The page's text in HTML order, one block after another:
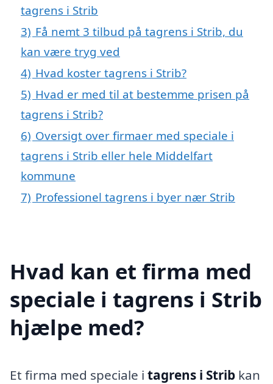
tagrens i Strib
3) Få nemt 3 tilbud på tagrens i Strib, du
kan være tryg ved
4) Hvad koster tagrens i Strib?
5) Hvad er med til at bestemme prisen på
tagrens i Strib?
6) Oversigt over firmaer med speciale i
tagrens i Strib eller hele Middelfart
kommune
7) Professionel tagrens i byer nær Strib
Hvad kan et firma med
speciale i tagrens i Strib
hjælpe med?
Et firma med speciale i tagrens i Strib kan